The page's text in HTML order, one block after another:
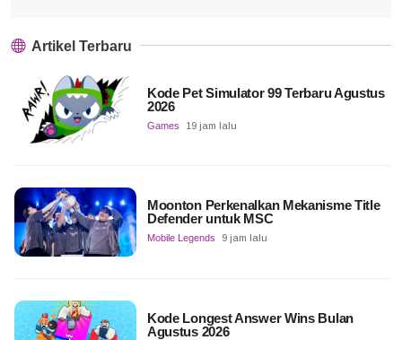
Artikel Terbaru
Kode Pet Simulator 99 Terbaru Agustus
2026
Games 19 jam lalu
Moonton Perkenalkan Mekanisme Title
Defender untuk MSC
Mobile Legends 9 jam lalu
Kode Longest Answer Wins Bulan
Agustus 2026